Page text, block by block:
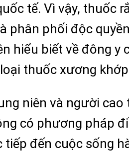
tế. Vì vậy, thuốc
phân phối độc
hiểu biết về đông y
thuốc xương
niên và người cao
có phương pháp
đến cuộc sống